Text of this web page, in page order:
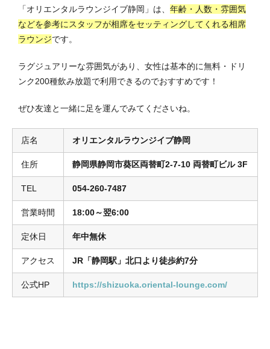
「オリエンタルラウンジイブ静岡」は、 年齢・人数・雰囲気
などを参考にスタッフが相席をセッティングしてくれる相席
ラウンジです。
ラグジュアリーな雰囲気があり、女性は基本的に無料・ドリ
ンク200種飲み放題で利用できるのでおすすめです！
ぜひ友達と一緒に足を運んでみてくださいね。
店名 オリエンタルラウンジイブ静岡
住所 静岡県静岡市葵区両替町2-7-10 両替町ビル 3F
TEL 054-260-7487
営業時間 18:00～翌6:00
定休日 年中無休
アクセス JR「静岡駅」北口より徒歩約7分
公式HP https://shizuoka.oriental-lounge.com/